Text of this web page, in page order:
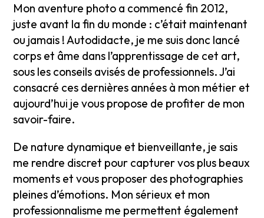
Mon aventure photo a commencé fin 2012,
juste avant la fin du monde : c’était maintenant
ou jamais ! Autodidacte, je me suis donc lancé
corps et âme dans l’apprentissage de cet art,
sous les conseils avisés de professionnels. J’ai
consacré ces dernières années à mon métier et
aujourd’hui je vous propose de profiter de mon
savoir-faire.
De nature dynamique et bienveillante, je sais
me rendre discret pour capturer vos plus beaux
moments et vous proposer des photographies
pleines d’émotions. Mon sérieux et mon
professionnalisme me permettent également